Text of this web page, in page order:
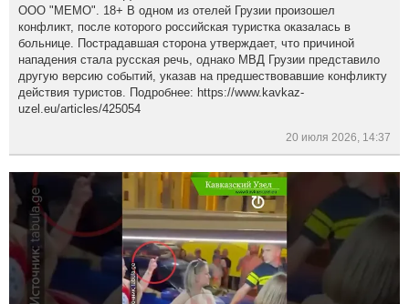
ООО "МЕМО". 18+ В одном из отелей Грузии произошел
конфликт, после которого российская туристка оказалась в
больнице. Пострадавшая сторона утверждает, что причиной
нападения стала русская речь, однако МВД Грузии представило
другую версию событий, указав на предшествовавшие конфликту
действия туристов. Подробнее: https://www.kavkaz-
uzel.eu/articles/425054
20 июля 2026, 14:37